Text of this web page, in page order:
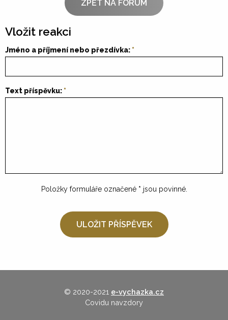
ZPĚT NA FÓRUM
Vložit reakci
Jméno a příjmení nebo přezdívka:
Text příspěvku:
Položky formuláře označené * jsou povinné.
© 2020-2021 e-vychazka.cz
Covidu navzdory